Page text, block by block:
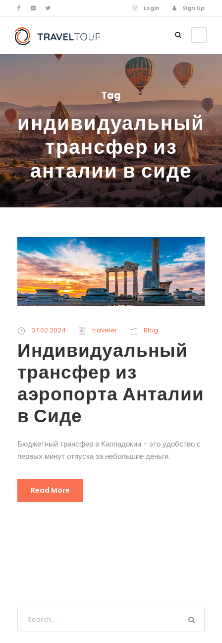
Login Sign Up
Login
Tag
индивидуальный
трансфер из
анталии в сиде
07.02.2024 traveler Blog
Индивидуальный
трансфер из
аэропорта Анталии
в Сиде
Бюджетный трансфер в Каппадокии - это удобство с
первых минут отпуска за небольшие деньги.
Read More